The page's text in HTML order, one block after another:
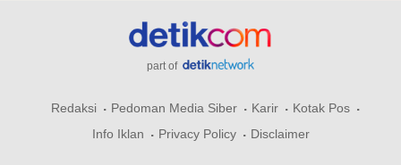
part of
Redaksi Pedoman Media Siber Karir
Kotak Pos
Info Iklan
Privacy Policy Disclaimer